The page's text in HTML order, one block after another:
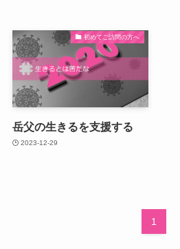
初めてご訪問の方へ
岳父の生きるを支援する
2023-12-29
1